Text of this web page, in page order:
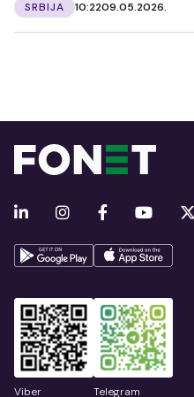
SRBIJA 10:2209.05.2026.
Viber Telegram